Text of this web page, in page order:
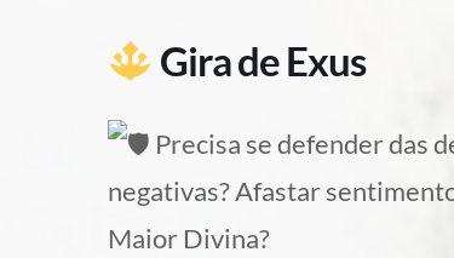
Gira de Exus
Precisa se defender das
negativas? Afastar
Maior Divina?